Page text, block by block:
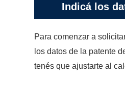
Indicá los
Para comenzar a
los datos de la patente
tenés que ajustarte al